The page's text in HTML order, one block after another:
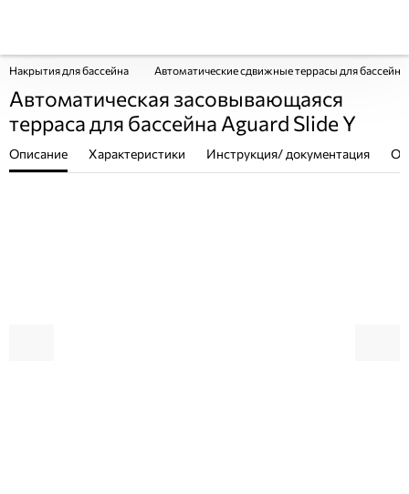
Накрытия для бассейна Автоматические сдвижные террасы для бассейна
Автоматическая засовывающаяся
терраса для бассейна Aguard Slide Y
Описание Характеристики Инструкция/ документация